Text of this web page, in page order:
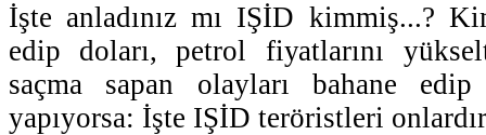
İşte anladınız mı IŞİD kimmiş...?
edip doları, petrol fiyatlarını
saçma sapan olayları bahane
yapıyorsa: İşte IŞİD teröristleri